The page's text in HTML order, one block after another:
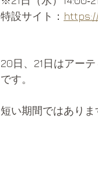
特設サイト：
20日、21日はアー
です。
短い期間ではあり